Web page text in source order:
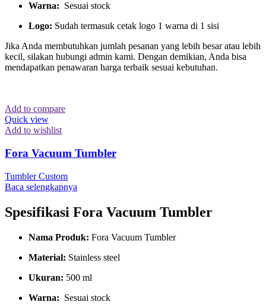
Warna: Sesuai stock
Logo: Sudah termasuk cetak logo 1 warna di 1 sisi
Jika Anda membutuhkan jumlah pesanan yang lebih besar atau lebih
kecil, silakan hubungi admin kami. Dengan demikian, Anda bisa
mendapatkan penawaran harga terbaik sesuai kebutuhan.
Add to compare
Quick view
Add to wishlist
Fora Vacuum Tumbler
Tumbler Custom
Baca selengkapnya
Spesifikasi Fora Vacuum Tumbler
Nama Produk: Fora Vacuum Tumbler
Material: Stainless steel
Ukuran: 500 ml
Warna: Sesuai stock